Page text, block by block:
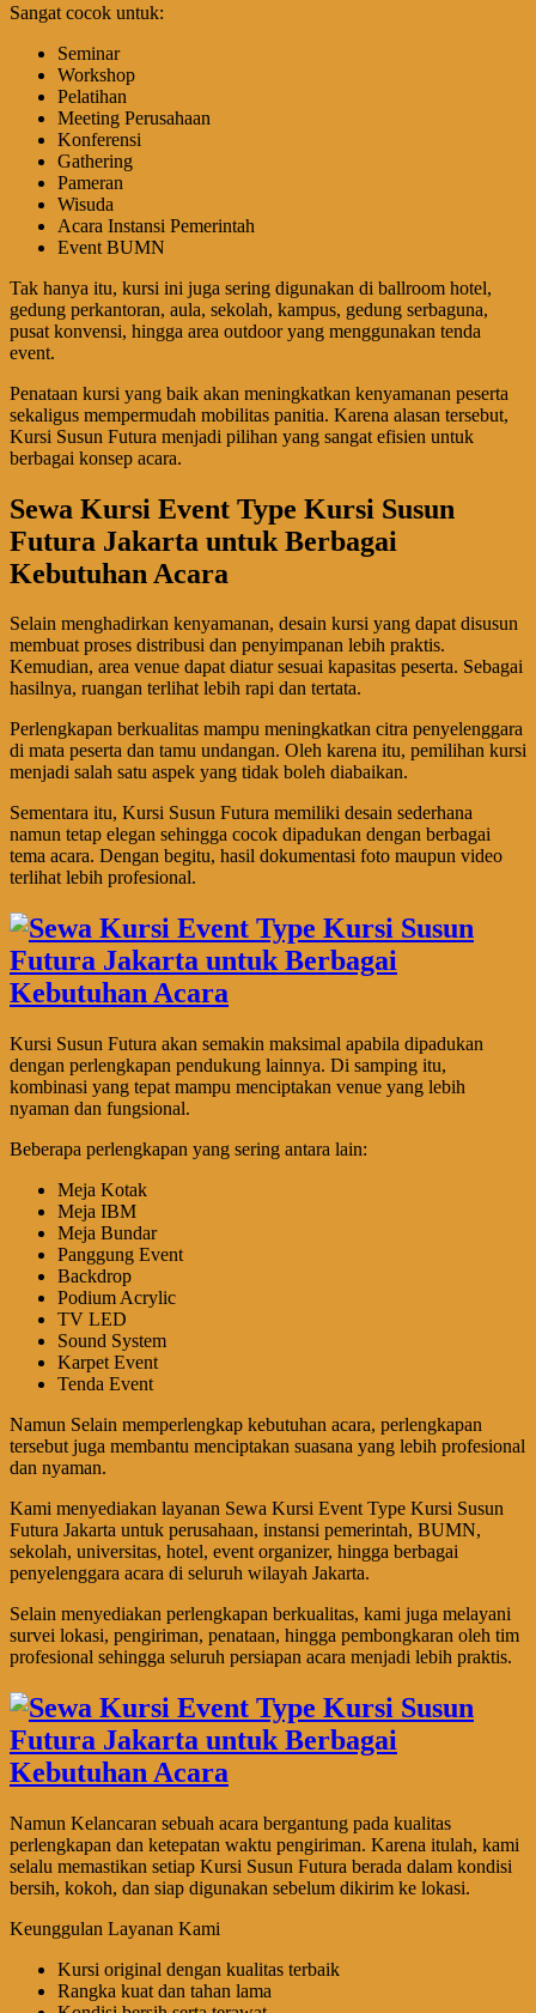
Sangat cocok untuk:
Seminar
Workshop
Pelatihan
Meeting Perusahaan
Konferensi
Gathering
Pameran
Wisuda
Acara Instansi Pemerintah
Event BUMN
Tak hanya itu, kursi ini juga sering digunakan di ballroom hotel,
gedung perkantoran, aula, sekolah, kampus, gedung serbaguna,
pusat konvensi, hingga area outdoor yang menggunakan tenda
event.
Penataan kursi yang baik akan meningkatkan kenyamanan peserta
sekaligus mempermudah mobilitas panitia. Karena alasan tersebut,
Kursi Susun Futura menjadi pilihan yang sangat efisien untuk
berbagai konsep acara.
Sewa Kursi Event Type Kursi Susun
Futura Jakarta untuk Berbagai
Kebutuhan Acara
Selain menghadirkan kenyamanan, desain kursi yang dapat disusun
membuat proses distribusi dan penyimpanan lebih praktis.
Kemudian, area venue dapat diatur sesuai kapasitas peserta. Sebagai
hasilnya, ruangan terlihat lebih rapi dan tertata.
Perlengkapan berkualitas mampu meningkatkan citra penyelenggara
di mata peserta dan tamu undangan. Oleh karena itu, pemilihan kursi
menjadi salah satu aspek yang tidak boleh diabaikan.
Sementara itu, Kursi Susun Futura memiliki desain sederhana
namun tetap elegan sehingga cocok dipadukan dengan berbagai
tema acara. Dengan begitu, hasil dokumentasi foto maupun video
terlihat lebih profesional.
Kursi Susun Futura akan semakin maksimal apabila dipadukan
dengan perlengkapan pendukung lainnya. Di samping itu,
kombinasi yang tepat mampu menciptakan venue yang lebih
nyaman dan fungsional.
Beberapa perlengkapan yang sering antara lain:
Meja Kotak
Meja IBM
Meja Bundar
Panggung Event
Backdrop
Podium Acrylic
TV LED
Sound System
Karpet Event
Tenda Event
Namun Selain memperlengkap kebutuhan acara, perlengkapan
tersebut juga membantu menciptakan suasana yang lebih profesional
dan nyaman.
Kami menyediakan layanan Sewa Kursi Event Type Kursi Susun
Futura Jakarta untuk perusahaan, instansi pemerintah, BUMN,
sekolah, universitas, hotel, event organizer, hingga berbagai
penyelenggara acara di seluruh wilayah Jakarta.
Selain menyediakan perlengkapan berkualitas, kami juga melayani
survei lokasi, pengiriman, penataan, hingga pembongkaran oleh tim
profesional sehingga seluruh persiapan acara menjadi lebih praktis.
Namun Kelancaran sebuah acara bergantung pada kualitas
perlengkapan dan ketepatan waktu pengiriman. Karena itulah, kami
selalu memastikan setiap Kursi Susun Futura berada dalam kondisi
bersih, kokoh, dan siap digunakan sebelum dikirim ke lokasi.
Keunggulan Layanan Kami
Kursi original dengan kualitas terbaik
Rangka kuat dan tahan lama